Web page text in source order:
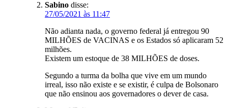
Sabino disse:
27/05/2021 às 11:47
Não adianta nada, o governo federal já entregou 90
MILHÕES de VACINAS e os Estados só aplicaram 52
milhões.
Existem um estoque de 38 MILHÕES de doses.
Segundo a turma da bolha que vive em um mundo
irreal, isso não existe e se existir, é culpa de Bolsonaro
que não ensinou aos governadores o dever de casa.